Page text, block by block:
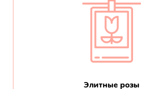
Элитные розы